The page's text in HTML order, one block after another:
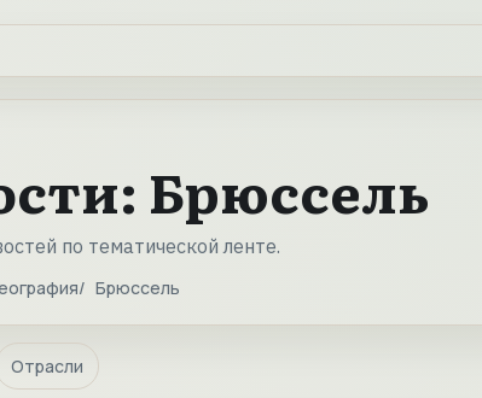
Брюссель
по тематической ленте.
Брюссель
Отрасли